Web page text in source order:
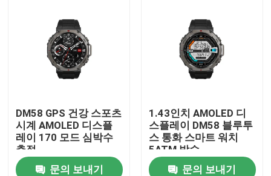
DM58 GPS 건강 스포츠
시계 AMOLED 디스플
레이 170 모드 심박수
추적
문의 보내기
1.43인치 AMOLED 디
스플레이 DM58 블루투
스 통화 스마트 워치
5ATM 방수
문의 보내기